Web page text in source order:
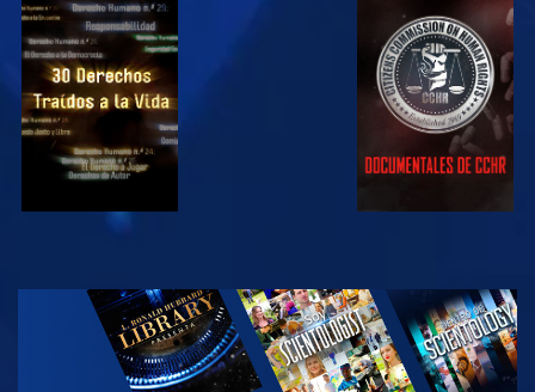
VE VE
VE
EXPLORA LAS
SERIES